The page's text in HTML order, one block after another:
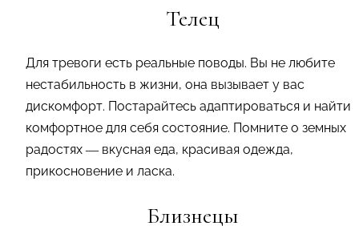
Телец
Для тревоги есть реальные поводы. Вы не любите
нестабильность в жизни, она вызывает у вас
дискомфорт. Постарайтесь адаптироваться и найти
комфортное для себя состояние. Помните о земных
радостях — вкусная еда, красивая одежда,
прикосновение и ласка.
Близнецы